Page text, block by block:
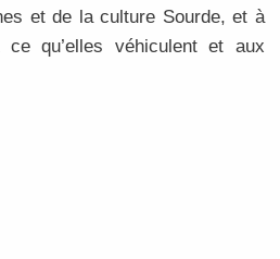
et de la culture Sourde, et à
qu’elles véhiculent et aux